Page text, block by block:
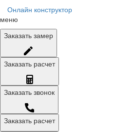
Онлайн конструктор
меню
Заказать замер
Заказать расчет
Заказать звонок
Заказать расчет